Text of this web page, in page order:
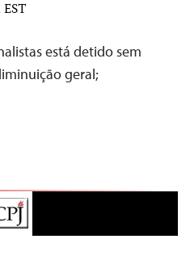
está detido sem
geral;